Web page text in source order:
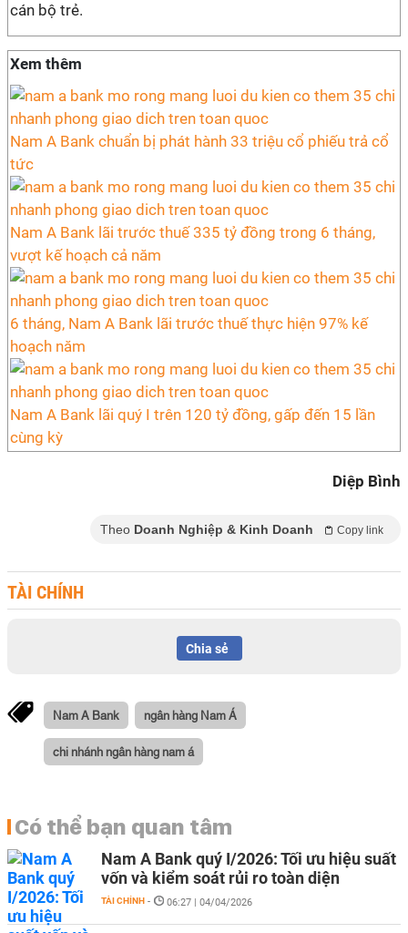
cán bộ trẻ.
Xem thêm
Nam A Bank chuẩn bị phát hành 33 triệu cổ phiếu trả cổ
tức
Nam A Bank lãi trước thuế 335 tỷ đồng trong 6 tháng,
vượt kế hoạch cả năm
6 tháng, Nam A Bank lãi trước thuế thực hiện 97% kế
hoạch năm
Nam A Bank lãi quý I trên 120 tỷ đồng, gấp đến 15 lần
cùng kỳ
Diệp Bình
Theo Doanh Nghiệp & Kinh Doanh Copy link
TÀI CHÍNH
Chia sẻ
Nam A Bank ngân hàng Nam Á
chi nhánh ngân hàng nam á
Có thể bạn quan tâm
Nam A Bank quý I/2026: Tối ưu hiệu suất
vốn và kiểm soát rủi ro toàn diện
TÀI CHÍNH - 06:27 | 04/04/2026